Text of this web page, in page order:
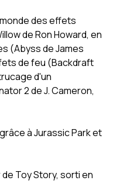
des effets
de Ron Howard, en
(Abyss de James
de feu (Backdraft
d'un
2 de J. Cameron,
à Jurassic Park et
Toy Story, sorti en